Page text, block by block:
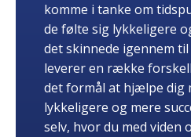
komme i tanke om
de følte sig lykkeligere
det skinnede igennem
leverer en række
det formål at hjælpe dig
lykkeligere og mere
selv, hvor du med viden